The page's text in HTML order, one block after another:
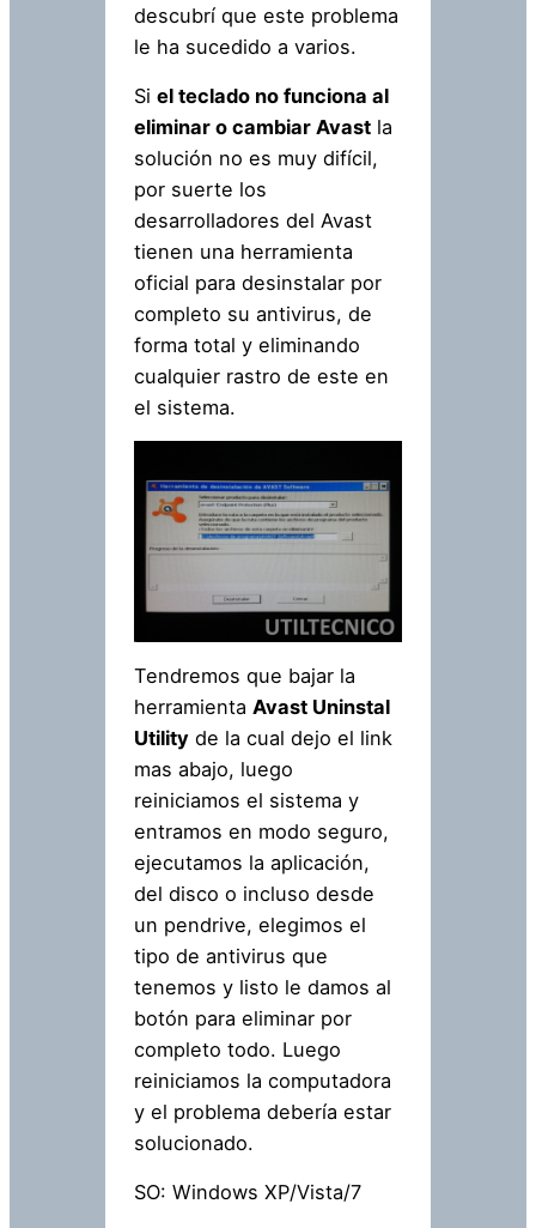
descubrí que este problema
le ha sucedido a varios.
Si el teclado no funciona al
eliminar o cambiar Avast la
solución no es muy difícil,
por suerte los
desarrolladores del Avast
tienen una herramienta
oficial para desinstalar por
completo su antivirus, de
forma total y eliminando
cualquier rastro de este en
el sistema.
Tendremos que bajar la
herramienta Avast Uninstal
Utility de la cual dejo el link
mas abajo, luego
reiniciamos el sistema y
entramos en modo seguro,
ejecutamos la aplicación,
del disco o incluso desde
un pendrive, elegimos el
tipo de antivirus que
tenemos y listo le damos al
botón para eliminar por
completo todo. Luego
reiniciamos la computadora
y el problema debería estar
solucionado.
SO: Windows XP/Vista/7